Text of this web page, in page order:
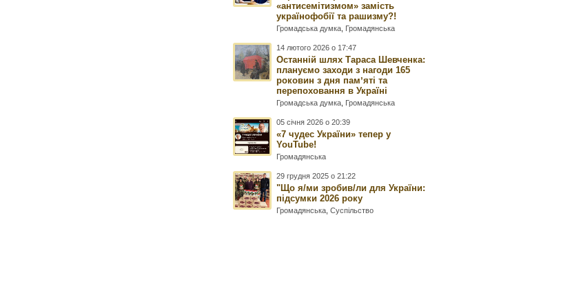
«антисемітизмом» замість
українофобії та рашизму?!
Громадська думка Громадянська
14 лютого 2026 о 17:47
Останній шлях Тараса Шевченка:
плануємо заходи з нагоди 165
роковин з дня памʼяті та
перепоховання в Україні
Громадська думка Громадянська
05 січня 2026 о 20:39
«7 чудес України» тепер у
YouTube!
Громадянська
29 грудня 2025 о 21:22
"Що я/ми зробив/ли для України:
підсумки 2026 року
Громадянська ,Суспільство